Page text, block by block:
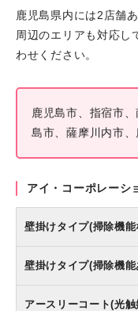
鹿児島県内には2店舗あ
周辺のエリアも対応し
わせください。
鹿児島市、指宿市
島市、薩摩川内市
アイ・コーポレーシ
壁掛けタイプ(掃除機能
壁掛けタイプ(掃除機能
アースリーコート(光触